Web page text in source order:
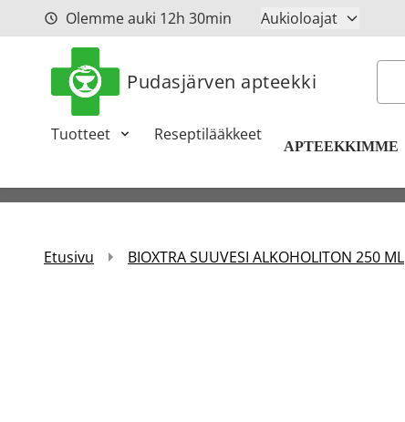
Siirry sisältöönOlemme auki 12h 30min Aukioloajat
Pudasjärven apteekki Haku
Tuotteet Reseptilääkkeet
APTEEKKIMME
Etusivu BIOXTRA SUUVESI ALKOHOLITON 250 ML